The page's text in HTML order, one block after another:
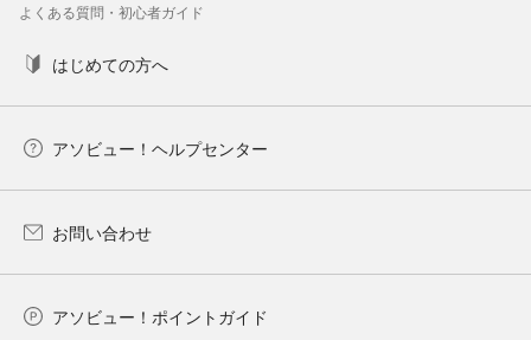
よくある質問・初心者ガイド
はじめての方へ
アソビュー！ヘルプセンター
お問い合わせ
アソビュー！ポイントガイド